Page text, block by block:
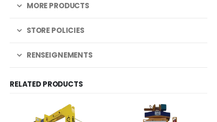
MORE PRODUCTS
STORE POLICIES
RENSEIGNEMENTS
RELATED PRODUCTS